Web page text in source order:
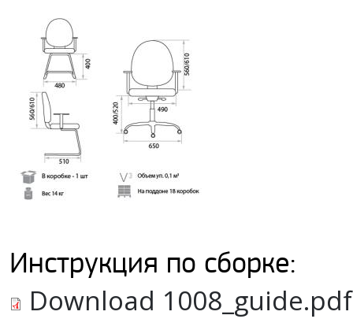
Инструкция по сборке:
Download 1008_guide.pdf